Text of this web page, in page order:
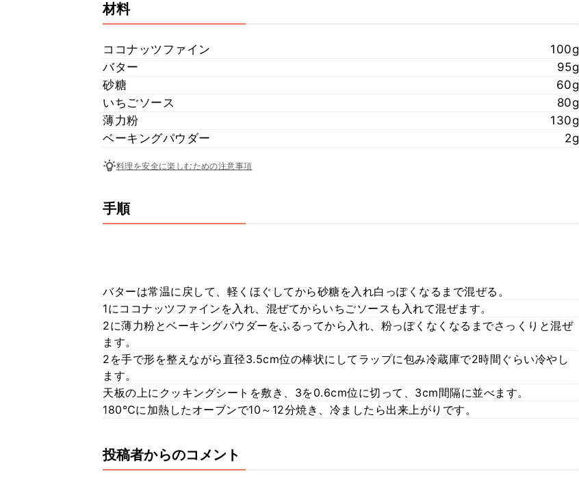
材料
ココナッツファイン
100g
バター
95g
砂糖
60g
いちごソース
80g
薄力粉
130g
ベーキングパウダー
2g
料理を安全に楽しむための注意事項
手順
バターは常温に戻して、軽くほぐしてから砂糖を入れ白っぽくなるまで混ぜる。
1にココナッツファインを入れ、混ぜてからいちごソースも入れて混ぜます。
2に薄力粉とベーキングパウダーをふるってから入れ、粉っぽくなくなるまでさっくりと混ぜ
ます。
2を手で形を整えながら直径3.5cm位の棒状にしてラップに包み冷蔵庫で2時間ぐらい冷やし
ます。
天板の上にクッキングシートを敷き、3を0.6cm位に切って、3cm間隔に並べます。
180℃に加熱したオーブンで10～12分焼き、冷ましたら出来上がりです。
投稿者からのコメント